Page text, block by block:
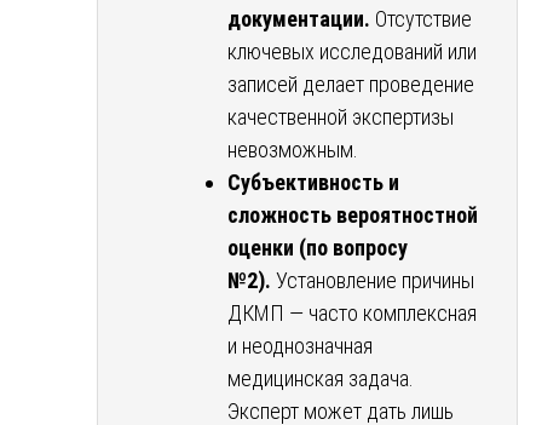
документации. Отсутствие
ключевых исследований или
записей делает проведение
качественной экспертизы
невозможным.
Субъективность и
сложность вероятностной
оценки (по вопросу
№2). Установление причины
ДКМП — часто комплексная
и неоднозначная
медицинская задача.
Эксперт может дать лишь